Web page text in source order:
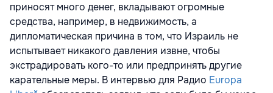
приносят много денег, вкладывают огромные
средства, например, в недвижимость, а
дипломатическая причина в том, что Израиль не
испытывает никакого давления извне, чтобы
экстрадировать кого-то или предпринять другие
карательные меры. В интервью для Радио Europa